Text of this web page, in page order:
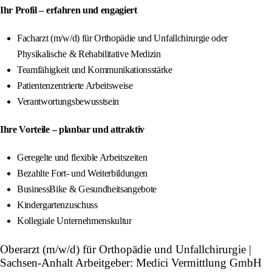
Ihr Profil – erfahren und engagiert
Facharzt (m/w/d) für Orthopädie und Unfallchirurgie oder
Physikalische & Rehabilitative Medizin
Teamfähigkeit und Kommunikationsstärke
Patientenzentrierte Arbeitsweise
Verantwortungsbewusstsein
Ihre Vorteile – planbar und attraktiv
Geregelte und flexible Arbeitszeiten
Bezahlte Fort- und Weiterbildungen
BusinessBike & Gesundheitsangebote
Kindergartenzuschuss
Kollegiale Unternehmenskultur
Oberarzt (m/w/d) für Orthopädie und Unfallchirurgie |
Sachsen-Anhalt Arbeitgeber: Medici Vermittlung GmbH